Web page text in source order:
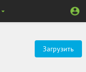
Загрузить